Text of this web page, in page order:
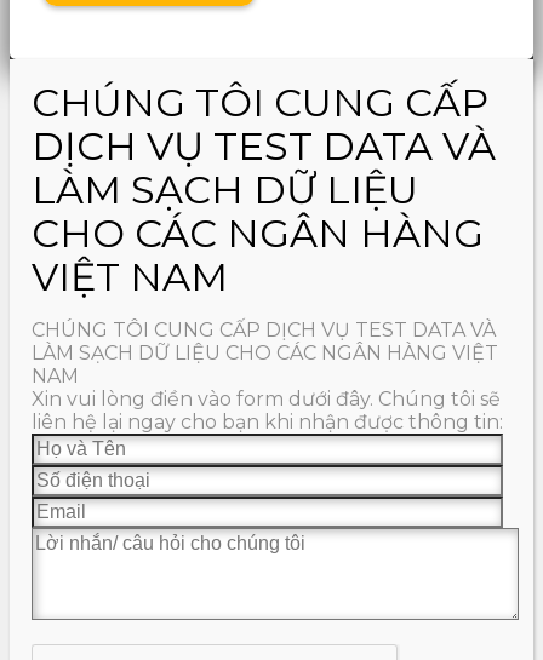
CHÚNG TÔI CUNG CẤP
DỊCH VỤ TEST DATA VÀ
LÀM SẠCH DỮ LIỆU
CHO CÁC NGÂN HÀNG
VIỆT NAM
CHÚNG TÔI CUNG CẤP DỊCH VỤ TEST DATA VÀ
LÀM SẠCH DỮ LIỆU CHO CÁC NGÂN HÀNG VIỆT
NAM
Xin vui lòng điền vào form dưới đây. Chúng tôi sẽ
liên hệ lại ngay cho bạn khi nhận được thông tin: